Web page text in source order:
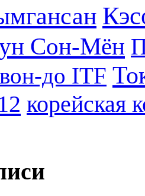
Сон-Мён
до ITF
корейская